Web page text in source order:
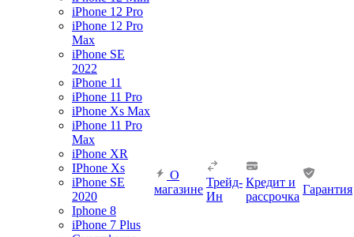
iPhone 12 Pro
iPhone 12 Pro
Max
iPhone SE
2022
iPhone 11
iPhone 11 Pro
iPhone Xs Max
iPhone 11 Pro
Max
iPhone XR
IPhone Xs
iPhone SE
2020
Iphone 8
iPhone 7 Plus
О
магазине
Трейд-
Ин
Кредит и
рассрочка
Гарантия